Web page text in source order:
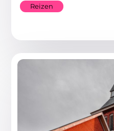
Reizen